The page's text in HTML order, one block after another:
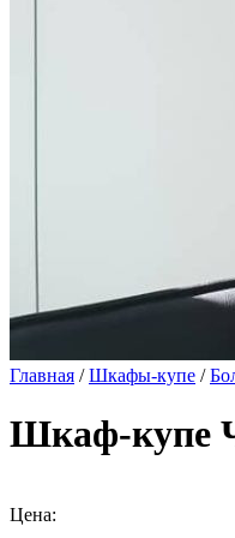
Главная /Шкафы-купе /
Шкаф-купе
Цена: